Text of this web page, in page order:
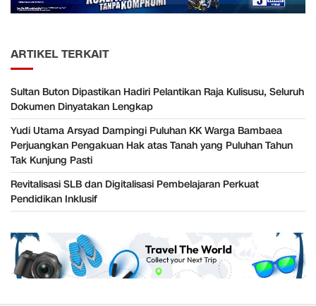
ARTIKEL TERKAIT
Sultan Buton Dipastikan Hadiri Pelantikan Raja Kulisusu, Seluruh
Dokumen Dinyatakan Lengkap
Yudi Utama Arsyad Dampingi Puluhan KK Warga Bambaea
Perjuangkan Pengakuan Hak atas Tanah yang Puluhan Tahun
Tak Kunjung Pasti
Revitalisasi SLB dan Digitalisasi Pembelajaran Perkuat
Pendidikan Inklusif